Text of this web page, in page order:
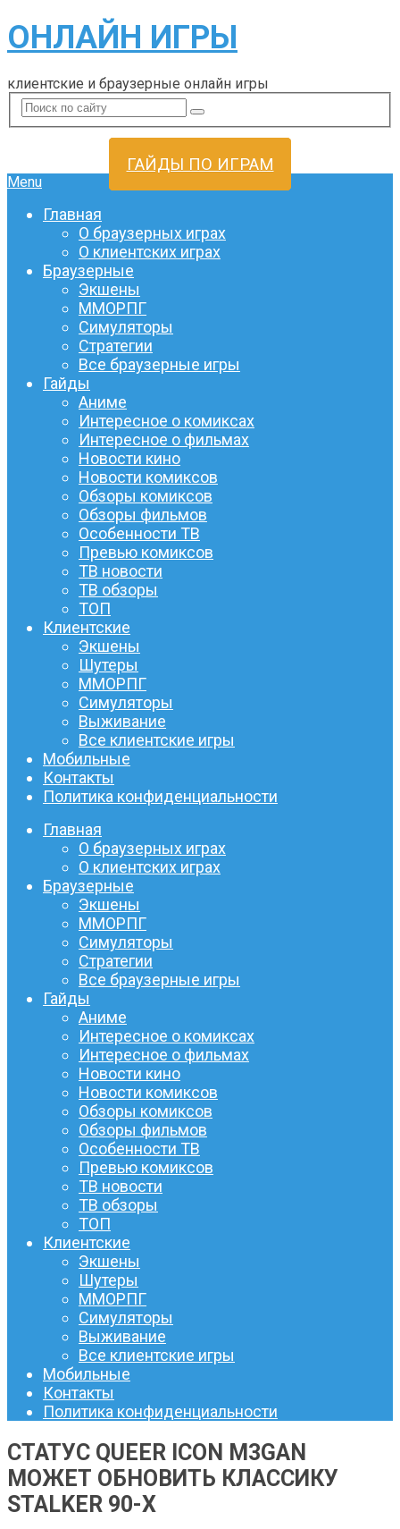
ОНЛАЙН ИГРЫ
клиентские и браузерные онлайн игры
ГАЙДЫ ПО ИГРАМ
Menu
Главная
О браузерных играх
О клиентских играх
Браузерные
Экшены
ММОРПГ
Симуляторы
Стратегии
Все браузерные игры
Гайды
Аниме
Интересное о комиксах
Интересное о фильмах
Новости кино
Новости комиксов
Обзоры комиксов
Обзоры фильмов
Особенности ТВ
Превью комиксов
ТВ новости
ТВ обзоры
ТОП
Клиентские
Экшены
Шутеры
ММОРПГ
Симуляторы
Выживание
Все клиентские игры
Мобильные
Контакты
Политика конфиденциальности
Главная
О браузерных играх
О клиентских играх
Браузерные
Экшены
ММОРПГ
Симуляторы
Стратегии
Все браузерные игры
Гайды
Аниме
Интересное о комиксах
Интересное о фильмах
Новости кино
Новости комиксов
Обзоры комиксов
Обзоры фильмов
Особенности ТВ
Превью комиксов
ТВ новости
ТВ обзоры
ТОП
Клиентские
Экшены
Шутеры
ММОРПГ
Симуляторы
Выживание
Все клиентские игры
Мобильные
Контакты
Политика конфиденциальности
СТАТУС QUEER ICON M3GAN
МОЖЕТ ОБНОВИТЬ КЛАССИКУ
STALKER 90-Х